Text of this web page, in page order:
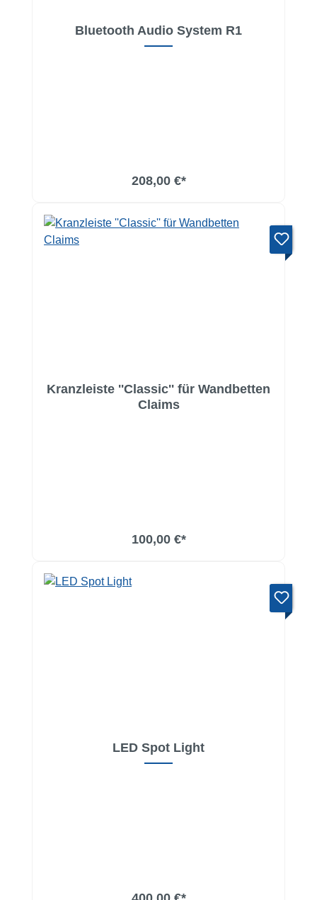
Bluetooth Audio System R1
208,00 €*
In den Warenkorb
Kranzleiste ''Classic'' für Wandbetten
Claims
100,00 €*
LED Spot Light
In den Warenkorb